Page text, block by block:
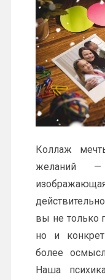
Коллаж
желаний —
вы не только
но и
более
Наша